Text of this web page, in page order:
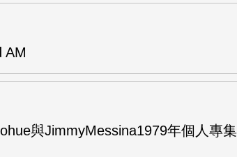
AM
與JimmyMessina1979年個人專集